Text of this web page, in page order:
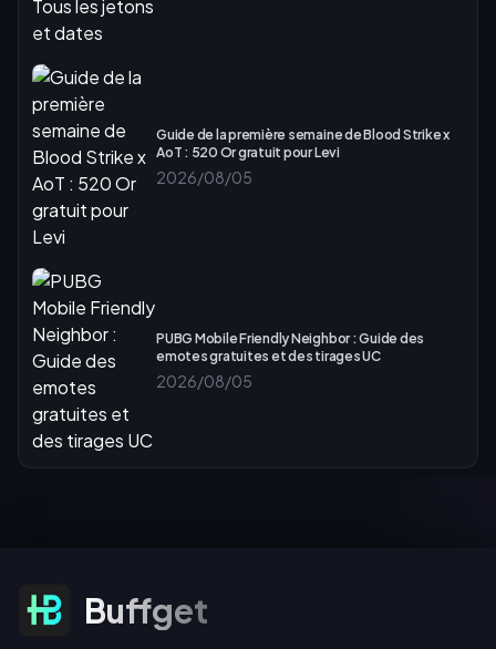
Guide de la première semaine de Blood Strike x
AoT : 520 Or gratuit pour Levi
2026/08/05
PUBG Mobile Friendly Neighbor : Guide des
emotes gratuites et des tirages UC
2026/08/05
S'abonner aux offres
Buffget